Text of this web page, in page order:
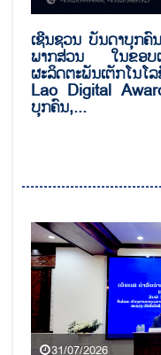
ເຊີນຊວນ ບັນດາບຸກ
ພາກສ່ວນ ໃນຂອ
ຜະລິດຕະພັນເຕັກໂນ
Lao Digital
ບຸກຄົນ,...
31/07/2026